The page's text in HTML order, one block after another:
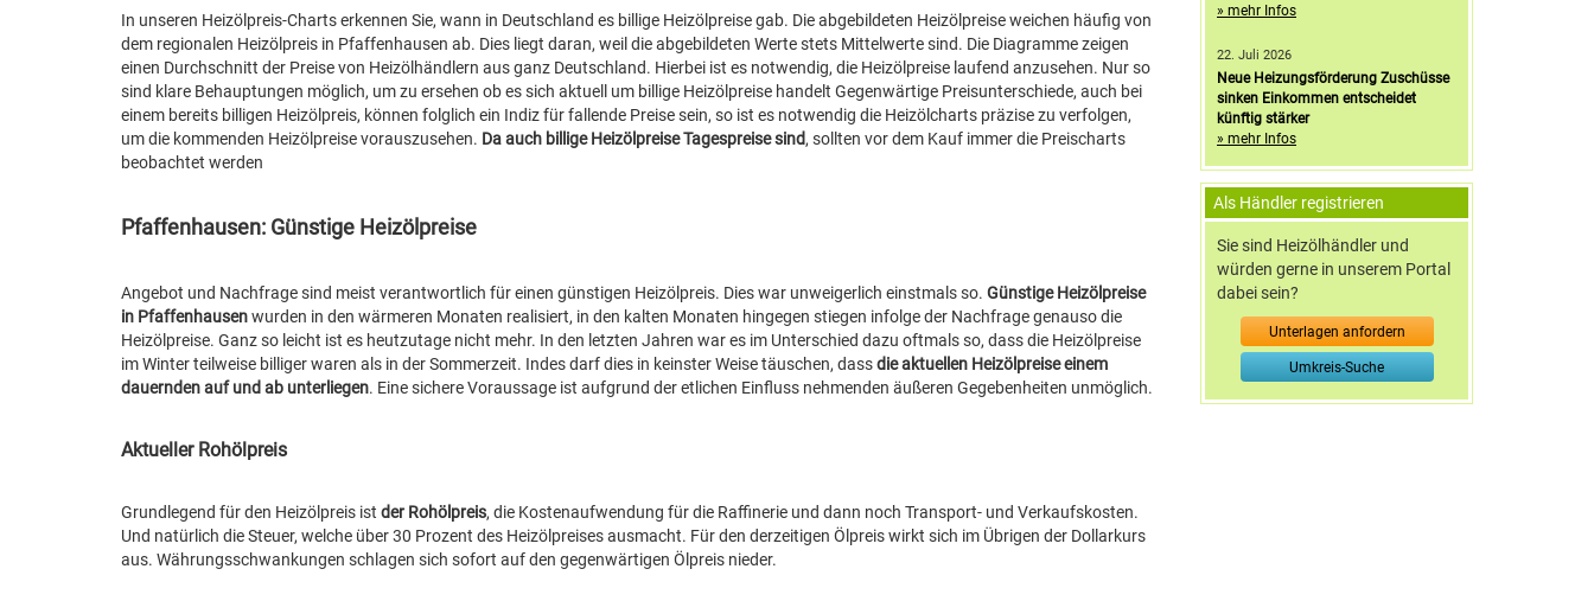
In unseren Heizölpreis-Charts erkennen Sie, wann in Deutschland es billige Heizölpreise gab. Die abgebildeten Heizölpreise weichen häufig von
dem regionalen Heizölpreis in Pfaffenhausen ab. Dies liegt daran, weil die abgebildeten Werte stets Mittelwerte sind. Die Diagramme zeigen
einen Durchschnitt der Preise von Heizölhändlern aus ganz Deutschland. Hierbei ist es notwendig, die Heizölpreise laufend anzusehen. Nur so
sind klare Behauptungen möglich, um zu ersehen ob es sich aktuell um billige Heizölpreise handelt Gegenwärtige Preisunterschiede, auch bei
einem bereits billigen Heizölpreis, können folglich ein Indiz für fallende Preise sein, so ist es notwendig die Heizölcharts präzise zu verfolgen,
um die kommenden Heizölpreise vorauszusehen. Da auch billige Heizölpreise Tagespreise sind, sollten vor dem Kauf immer die Preischarts
beobachtet werden
Pfaffenhausen: Günstige Heizölpreise
Angebot und Nachfrage sind meist verantwortlich für einen günstigen Heizölpreis. Dies war unweigerlich einstmals so. Günstige Heizölpreise
in Pfaffenhausenwurden in den wärmeren Monaten realisiert, in den kalten Monaten hingegen stiegen infolge der Nachfrage genauso die
Heizölpreise. Ganz so leicht ist es heutzutage nicht mehr. In den letzten Jahren war es im Unterschied dazu oftmals so, dass die Heizölpreise
im Winter teilweise billiger waren als in der Sommerzeit. Indes darf dies in keinster Weise täuschen, dassdie aktuellen Heizölpreise einem
dauernden auf und ab unterliegen. Eine sichere Voraussage ist aufgrund der etlichen Einfluss nehmenden äußeren Gegebenheiten unmöglich.
Aktueller Rohölpreis
Grundlegend für den Heizölpreis ist der Rohölpreis, die Kostenaufwendung für die Raffinerie und dann noch Transport- und Verkaufskosten.
Und natürlich die Steuer, welche über 30 Prozent des Heizölpreises ausmacht. Für den derzeitigen Ölpreis wirkt sich im Übrigen der Dollarkurs
aus. Währungsschwankungen schlagen sich sofort auf den gegenwärtigen Ölpreis nieder.
» mehr Infos
22. Juli 2026
Neue Heizungsförderung Zuschüsse
sinken Einkommen entscheidet
künftig stärker
» mehr Infos
Als Händler registrieren
Sie sind Heizölhändler und
würden gerne in unserem Portal
dabei sein?
Unterlagen anfordern
Umkreis-Suche